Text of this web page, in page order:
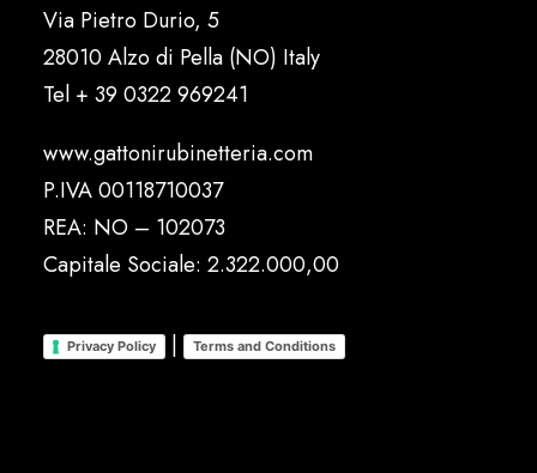
Via Pietro Durio, 5
28010 Alzo di Pella (NO) Italy
Tel + 39 0322 969241
www.gattonirubinetteria.com
P.IVA 00118710037
REA: NO – 102073
Capitale Sociale: 2.322.000,00
Privacy Policy | Terms and Conditions